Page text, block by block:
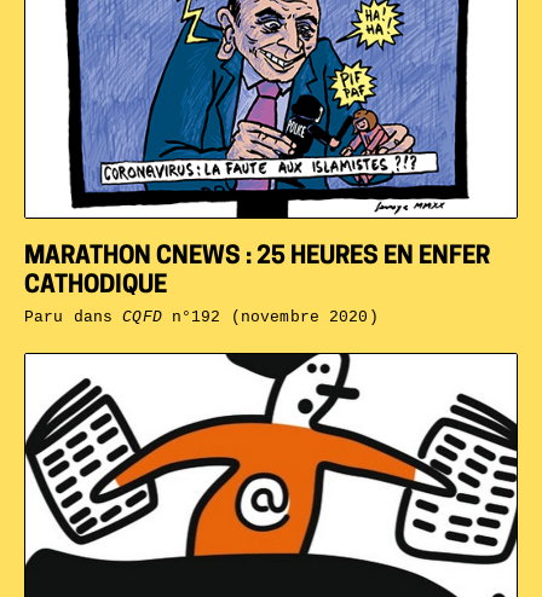
MARATHON CNEWS : 25 HEURES EN ENFER
CATHODIQUE
Paru dansCQFDn°192 (novembre 2020)